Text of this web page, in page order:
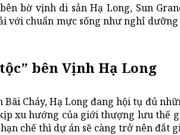
bờ vịnh di sản Hạ Long, Sun
với chuẩn mực sống như nghỉ
bên Vịnh Hạ Long
Bãi Cháy, Hạ Long đang hội tụ đủ
xu hướng của giới thượng lưu thế
chế thì dự án sẽ càng trở nên đắt